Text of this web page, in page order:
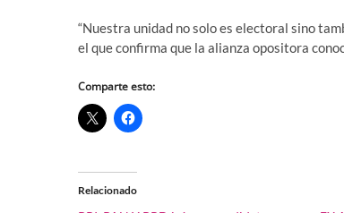
“Nuestra unidad no solo es electoral sino
el que confirma que la alianza opositora
Comparte esto:
Relacionado